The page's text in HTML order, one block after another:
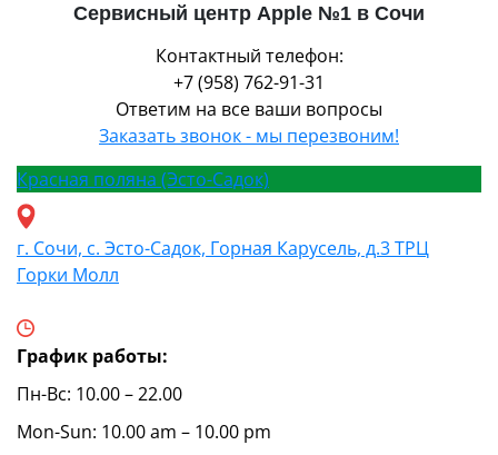
Сервисный центр Apple №1 в Сочи
Контактный телефон:
+7 (958) 762-91-31
Ответим на все ваши вопросы
Заказать звонок - мы перезвоним!
Красная поляна (Эсто-Садок)
г. Сочи, с. Эсто-Садок, Горная Карусель, д.3 ТРЦ
Горки Молл
График работы:
Пн-Вс: 10.00 – 22.00
Mon-Sun: 10.00 am – 10.00 pm